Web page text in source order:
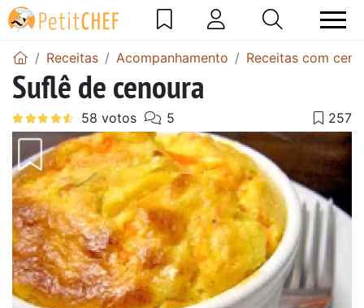
Receitas Acompanhamento Receitas com
Suflê de cenoura